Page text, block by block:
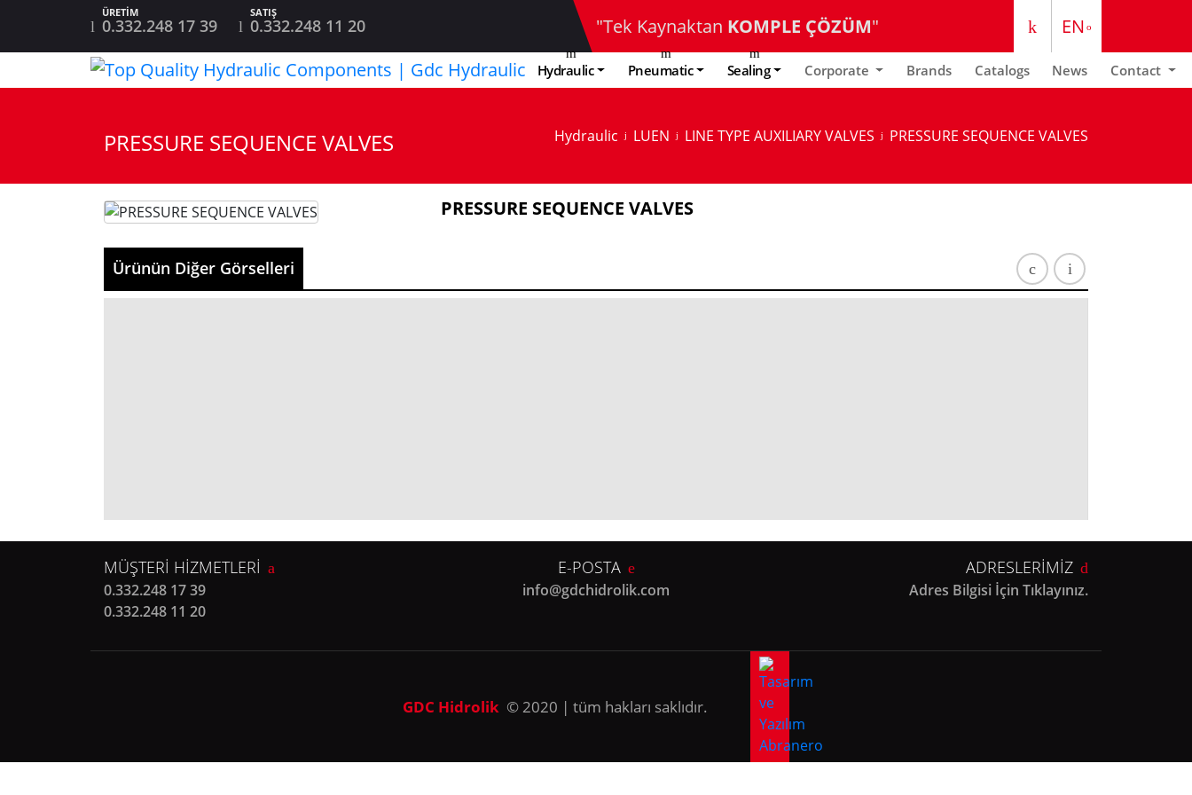
0.332.248 17 39 0.332.248 11 20 "Tek Kaynaktan KOMPLE ÇÖZÜM" EN
TR
Hydraulic Pneumatic Sealing Corporate Brands Catalogs News Contact
PRESSURE SEQUENCE VALVES Hydraulic LUEN LINE TYPE AUXILIARY VALVES PRESSURE SEQUENCE VALVES
PRESSURE SEQUENCE VALVES
Ürünün Diğer Görselleri
MÜŞTERİ HİZMETLERİ
0.332.248 17 39
0.332.248 11 20
E-POSTA
info@gdchidrolik.com
ADRESLERİMİZ
Adres Bilgisi İçin Tıklayınız.
GDC Hidrolik © 2020 | tüm hakları saklıdır.